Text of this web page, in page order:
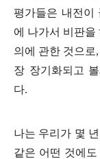
평가들은 내전이
에 나가서 비판을
의에 관한 것으로,
장 장기화되고
다.
나는 우리가 몇
같은 어떤 것에